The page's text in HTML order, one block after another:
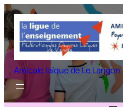
Aller
au
contenu
Amicale laïque de Le Langon